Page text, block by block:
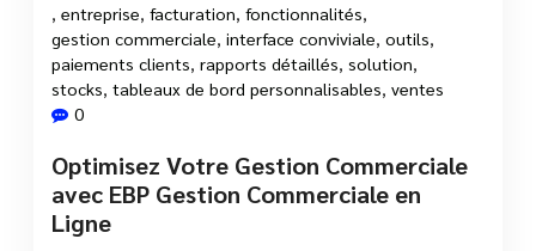
entreprise facturation fonctionnalités
gestion commerciale interface conviviale outils
paiements clients rapports détaillés solution
stocks tableaux de bord personnalisables ventes
0
Optimisez Votre Gestion Commerciale
avec EBP Gestion Commerciale en
Ligne